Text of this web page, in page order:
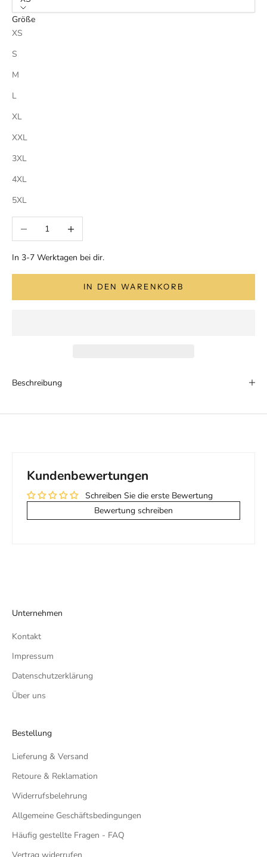
Größe
XS
S
M
L
XL
XXL
3XL
4XL
5XL
Anzahl verringernAnzahl erhöhen
In 3-7 Werktagen bei dir.
IN DEN WARENKORB
Beschreibung
Kundenbewertungen
Schreiben Sie die erste Bewertung
Bewertung schreiben
Unternehmen
Kontakt
Impressum
Datenschutzerklärung
Über uns
Bestellung
Lieferung & Versand
Retoure & Reklamation
Widerrufsbelehrung
Allgemeine Geschäftsbedingungen
Häufig gestellte Fragen - FAQ
Vertrag widerrufen